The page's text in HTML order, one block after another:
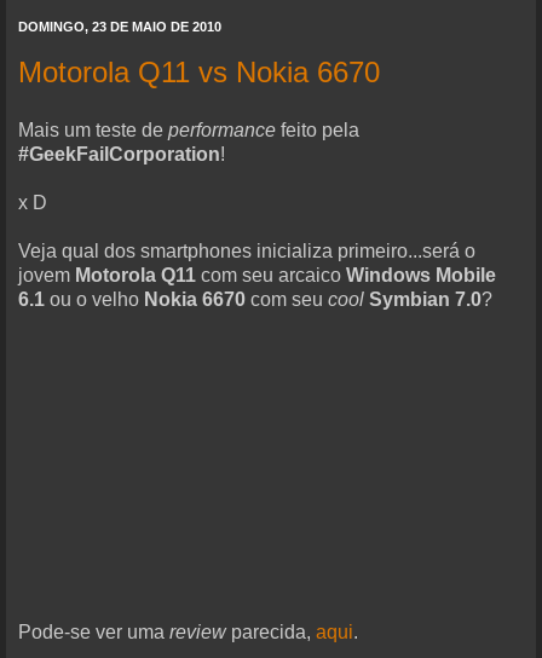
DOMINGO, 23 DE MAIO DE 2010
Motorola Q11 vs Nokia 6670
Mais um teste de performance feito pela
#GeekFailCorporation!
x D
Veja qual dos smartphones inicializa primeiro...será o
jovem Motorola Q11 com seu arcaico Windows Mobile
6.1 ou o velho Nokia 6670 com seu cool Symbian 7.0?
Pode-se ver uma reviewparecida, aqui.